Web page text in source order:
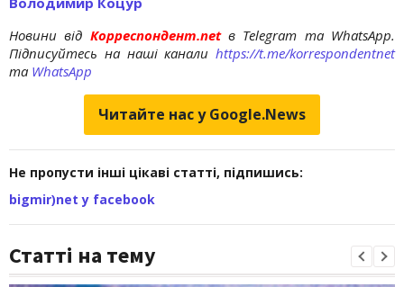
Новини від Корреспондент.netв Telegram та WhatsApp.
Підписуйтесь на наші канали https://t.me/korrespondentnet
та WhatsApp
Читайте нас у Google.News
Не пропусти інші цікаві статті, підпишись:
bigmir)net у facebook
Статті на тему